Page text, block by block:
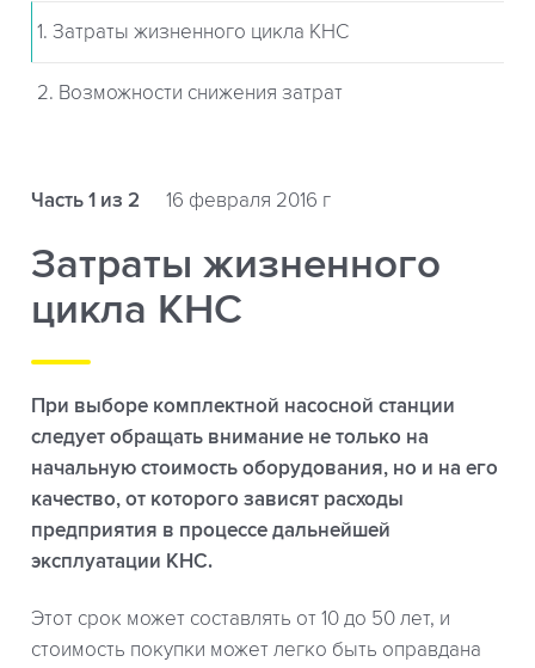
1. Затраты жизненного цикла КНС
2. Возможности снижения затрат
Часть 1 из 2 16 февраля 2016 г
Затраты жизненного
цикла КНС
При выборе комплектной насосной станции
следует обращать внимание не только на
начальную стоимость оборудования, но и на его
качество, от которого зависят расходы
предприятия в процессе дальнейшей
эксплуатации КНС.
Этот срок может составлять от 10 до 50 лет, и
стоимость покупки может легко быть оправдана